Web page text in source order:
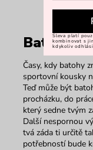
Batohy
Časy, kdy batohy
sportovní kousky
Teď může být
procházku, do
který sedne tvým
Další nespornou
tvá záda ti určitě
potřebností bude
Sleva platí
kombinovat s
kdykoliv